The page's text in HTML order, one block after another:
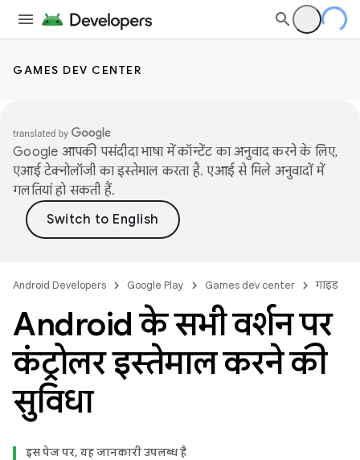
GAMES DEV CENTER
Google आपकी पसंदीदा भाषा में कॉन्टेंट का अनुवाद करने के लिए,
एआई टेक्नोलॉजी का इस्तेमाल करता है. एआई से मिले अनुवादों में
गलतियां हो सकती हैं.
Android Developers Google Play Games dev center गाइड
Android के सभी वर्शन पर
कंट्रोलर इस्तेमाल करने की
सुविधा
इस पेज पर, यह जानकारी उपलब्ध है